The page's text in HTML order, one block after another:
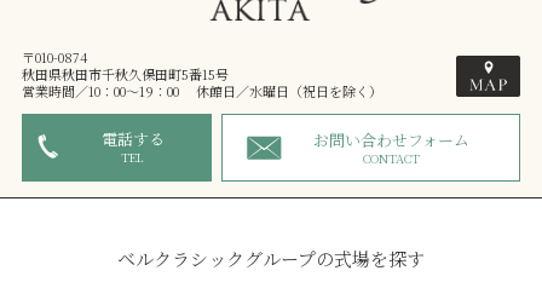
〒010-0874
秋田県秋田市千秋久保田町5番15号
営業時間／10：00～19：00 休館日／水曜日（祝日を除く）
電話する
TEL
お問い合わせフォーム
CONTACT
ベルクラシックグループの式場を探す